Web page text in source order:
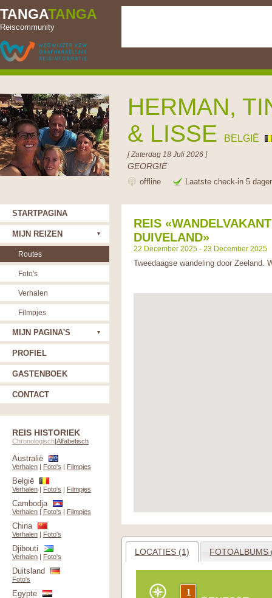
TANGATANGA
Reiscommunity
HERMAN,
& LISSE
BELGIË
[ Zaterdag 18 Juli 2026 ]
GEORGIË
offline Laatste check-in 5
REIS
DUIVELAND»
22 December 2025 - 23 December 2025
Tweedaagse wandeling door Zeeland.
LOCATIES (1) FOTOALBUMS
STARTPAGINA
MIJN REIZEN
Routes
Foto's
Verhalen
Filmpjes
MIJN PAGINA'S
PROFIEL
GASTENBOEK
CONTACT
REIS HISTORIEK
Chronologisch|Alfabetisch
Australië
Verhalen | Foto's | Filmpjes
België
Verhalen | Foto's | Filmpjes
Cambodja
Verhalen | Foto's | Filmpjes
China
Verhalen | Foto's
Djibouti
Verhalen | Foto's
Duitsland
Foto's
Egypte